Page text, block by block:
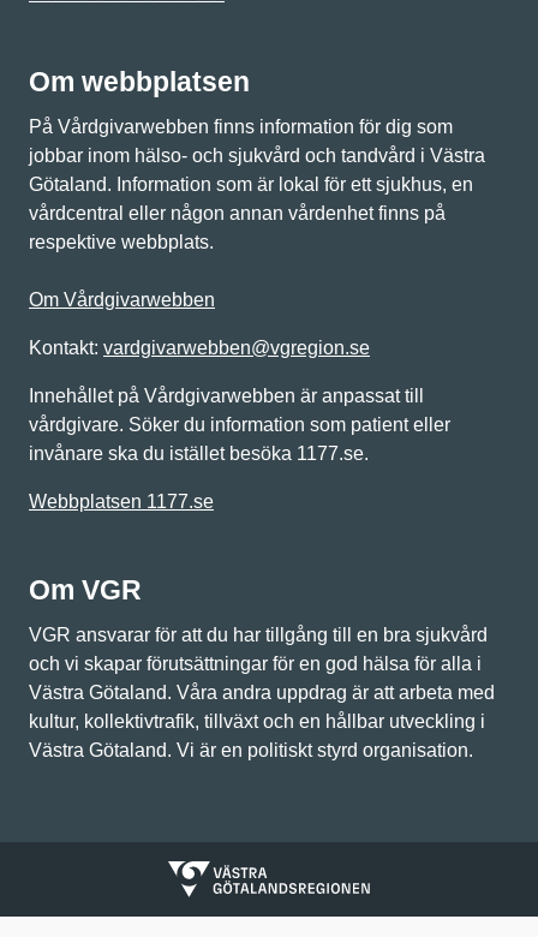
Om webbplatsen
På Vårdgivarwebben finns information för dig som
jobbar inom hälso- och sjukvård och tandvård i Västra
Götaland. Information som är lokal för ett sjukhus, en
vårdcentral eller någon annan vårdenhet finns på
respektive webbplats.
Om Vårdgivarwebben
Kontakt: vardgivarwebben@vgregion.se
Innehållet på Vårdgivarwebben är anpassat till
vårdgivare. Söker du information som patient eller
invånare ska du istället besöka 1177.se.
Webbplatsen 1177.se
Om VGR
VGR ansvarar för att du har tillgång till en bra sjukvård
och vi skapar förutsättningar för en god hälsa för alla i
Västra Götaland. Våra andra uppdrag är att arbeta med
kultur, kollektivtrafik, tillväxt och en hållbar utveckling i
Västra Götaland. Vi är en politiskt styrd organisation.